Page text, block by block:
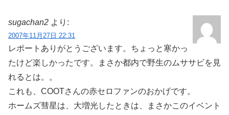
sugachan2 より:
2007年11月27日 22:31
レポートありがとうございます。ちょっと寒かっ
たけど楽しかったです。まさか都内で野生のムササビを見
れるとは。。
これも、COOTさんの赤セロファンのおかげです。
ホームズ彗星は、大増光したときは、まさかこのイベント